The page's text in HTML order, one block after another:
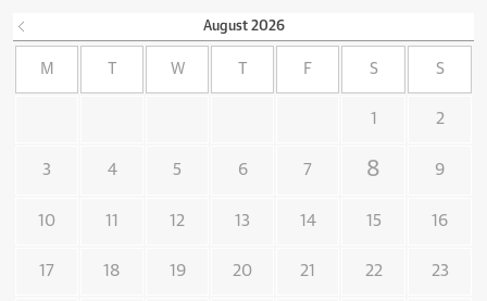
August 2026
M W F S S
1 2
3 4 5 6 7 8 9
10 11 12 13 14 15 16
17 18 19 20 21 22 23